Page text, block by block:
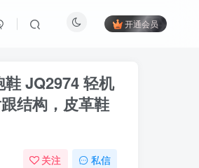
开通会员
JQ2974 轻机
结构，皮革鞋
关注 私信